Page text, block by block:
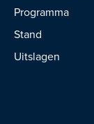
Programma
Stand
Uitslagen